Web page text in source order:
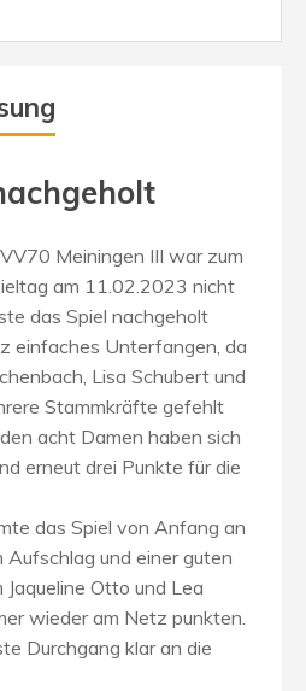
Meiningen III war zum
am 11.02.2023 nicht
das Spiel nachgeholt
einfaches Unterfangen, da
Lisa Schubert und
Stammkräfte gefehlt
acht Damen haben sich
erneut drei Punkte für die
das Spiel von Anfang an
Aufschlag und einer guten
Jaqueline Otto und Lea
wieder am Netz punkten.
Durchgang klar an die